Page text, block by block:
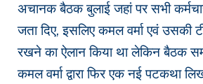
अचानक बैठक बुलाई जहां पर सभी
जता दिए, इसलिए कमल वर्मा एवं उसकी
रखने का ऐलान किया था लेकिन बैठक
कमल वर्मा द्वारा फिर एक नई पटकथा